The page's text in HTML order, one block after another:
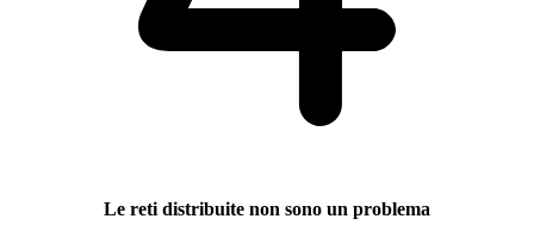
Le reti distribuite non sono un problema